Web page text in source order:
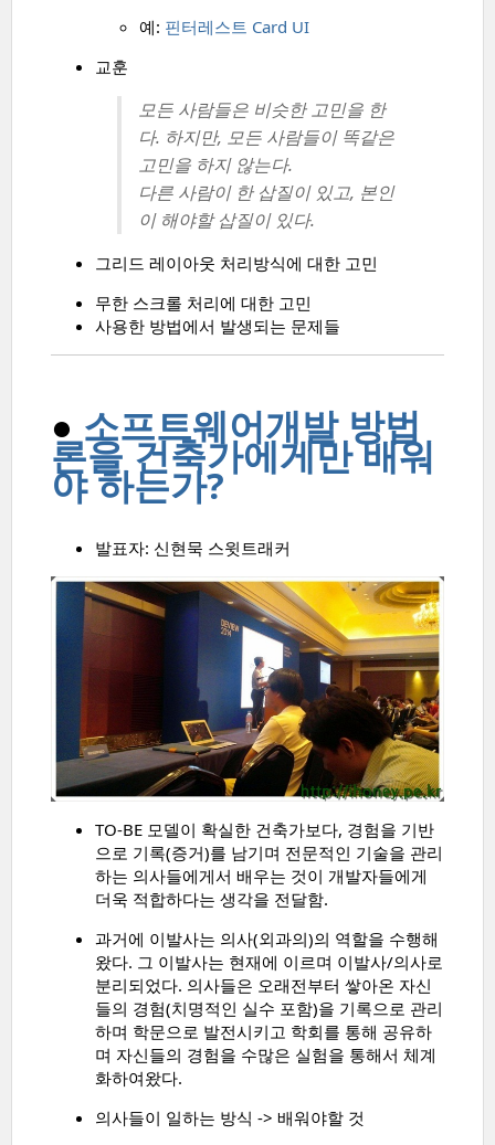
예: 핀터레스트 Card UI
교훈
모든 사람들은 비슷한 고민을 한
다. 하지만, 모든 사람들이 똑같은
고민을 하지 않는다.
다른 사람이 한 삽질이 있고, 본인
이 해야할 삽질이 있다.
그리드 레이아웃 처리방식에 대한 고민
무한 스크롤 처리에 대한 고민
사용한 방법에서 발생되는 문제들
● 소프트웨어개발 방법
론을 건축가에게만 배워
야 하는가?
발표자: 신현묵 스윗트래커
TO-BE 모델이 확실한 건축가보다, 경험을 기반
으로 기록(증거)를 남기며 전문적인 기술을 관리
하는 의사들에게서 배우는 것이 개발자들에게
더욱 적합하다는 생각을 전달함.
과거에 이발사는 의사(외과의)의 역할을 수행해
왔다. 그 이발사는 현재에 이르며 이발사/의사로
분리되었다. 의사들은 오래전부터 쌓아온 자신
들의 경험(치명적인 실수 포함)을 기록으로 관리
하며 학문으로 발전시키고 학회를 통해 공유하
며 자신들의 경험을 수많은 실험을 통해서 체계
화하여왔다.
의사들이 일하는 방식 -> 배워야할 것